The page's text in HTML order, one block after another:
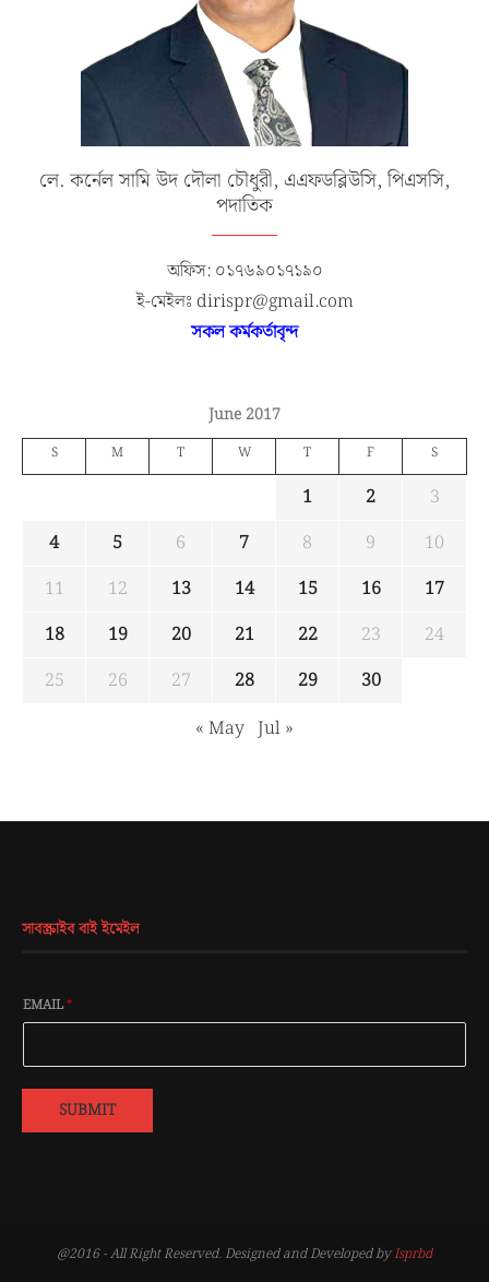
লে. কর্নেল সামি উদ দৌলা চৌধুরী, এএফডব্লিউসি, পিএসসি,
পদাতিক
অফিস: ০১৭৬৯০১৭১৯০
ই-মেইলঃ dirispr@gmail.com
সকল কর্মকর্তাবৃন্দ
June 2017
S M T W T F S
1 2
3
4
5 6 7 8 9
10
11
12 13 14 15 16
17
18
19 20 21 22 23
24
25
26 27 28 29
30
« May Jul »
সাবস্ক্রাইব বাই ইমেইল
EMAIL*
SUBMIT
@2016 - All Right Reserved. Designed and Developed byIsprbd